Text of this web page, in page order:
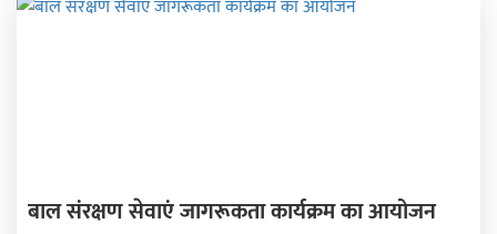
बाल संरक्षण सेवाएं जागरूकता कार्यक्रम का आयोजन